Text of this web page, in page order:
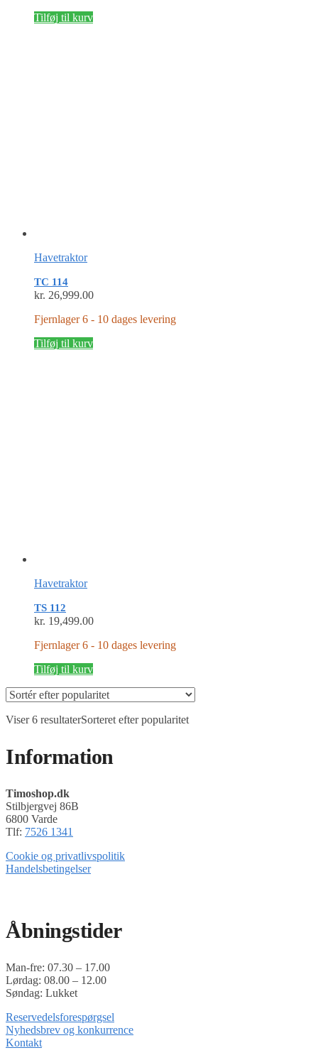
Tilføj til kurv
Havetraktor
TC 114
kr. 26,999.00
Fjernlager 6 - 10 dages levering
Tilføj til kurv
Havetraktor
TS 112
kr. 19,499.00
Fjernlager 6 - 10 dages levering
Tilføj til kurv
Viser 6 resultaterSorteret efter popularitet
Information
Timoshop.dk
Stilbjergvej 86B
6800 Varde
Tlf: 7526 1341
Cookie og privatlivspolitik
Handelsbetingelser
Åbningstider
Man-fre: 07.30 – 17.00
Lørdag: 08.00 – 12.00
Søndag: Lukket
Reservedelsforespørgsel
Nyhedsbrev og konkurrence
Kontakt